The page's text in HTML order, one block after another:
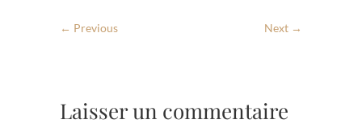
← Previous Next →
Laisser un commentaire